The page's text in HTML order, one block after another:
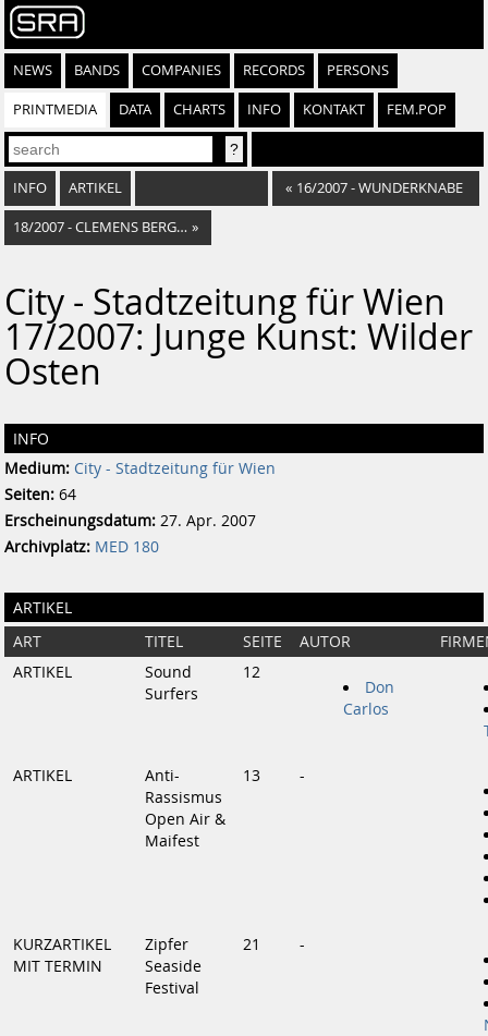
NEWS BANDS COMPANIES RECORDS PERSONS
PRINTMEDIA DATA CHARTS INFO KONTAKT FEM.POP
INFO ARTIKEL « 16/2007 - WUNDERKNABE
18/2007 - CLEMENS BERGER - WETTESSER »
City - Stadtzeitung für Wien
17/2007: Junge Kunst: Wilder
Osten
INFO
Medium: City - Stadtzeitung für Wien
Seiten: 64
Erscheinungsdatum: 27. Apr. 2007
Archivplatz: MED 180
ARTIKEL
ART TITEL SEITE AUTOR
ARTIKEL
Sound
Surfers
12
Don
Carlos
ARTIKEL
Anti-
Rassismus
Open Air &
Maifest
13 -
KURZARTIKEL
MIT TERMIN
Zipfer
Seaside
Festival
21 -